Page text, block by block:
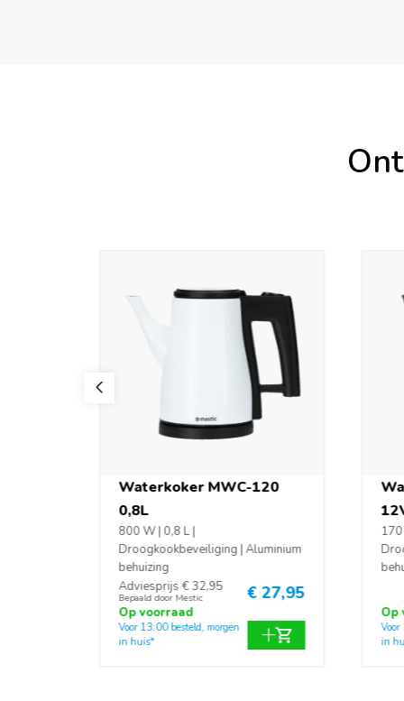
Waterkoker MWC-120
0,8L
800 W | 0,8 L |
Droogkookbeveiliging | Aluminium
behuizing
Adviesprijs € 32,95
Bepaald door Mestic € 27,95
Op voorraad
Voor 13:00 besteld, morgen
in huis*
Op
in